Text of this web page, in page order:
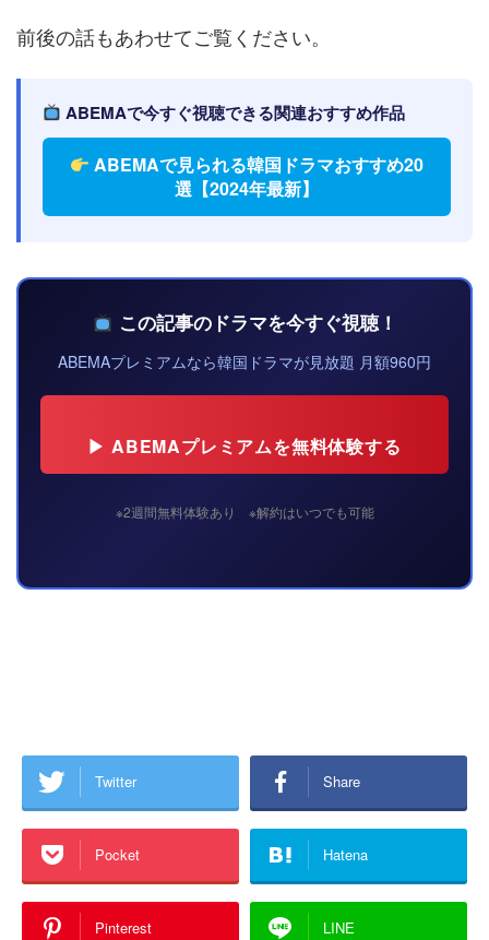
前後の話もあわせてご覧ください。
ABEMAで今すぐ視聴できる関連おすすめ作品
ABEMAで見られる韓国ドラマおすすめ20
選【2024年最新】
この記事のドラマを今すぐ視聴！
ABEMAプレミアムなら韓国ドラマが見放題 月額960円
▶ ABEMAプレミアムを無料体験する
※2週間無料体験あり ※解約はいつでも可能
Twitter Share
Pocket Hatena
Pinterest LINE